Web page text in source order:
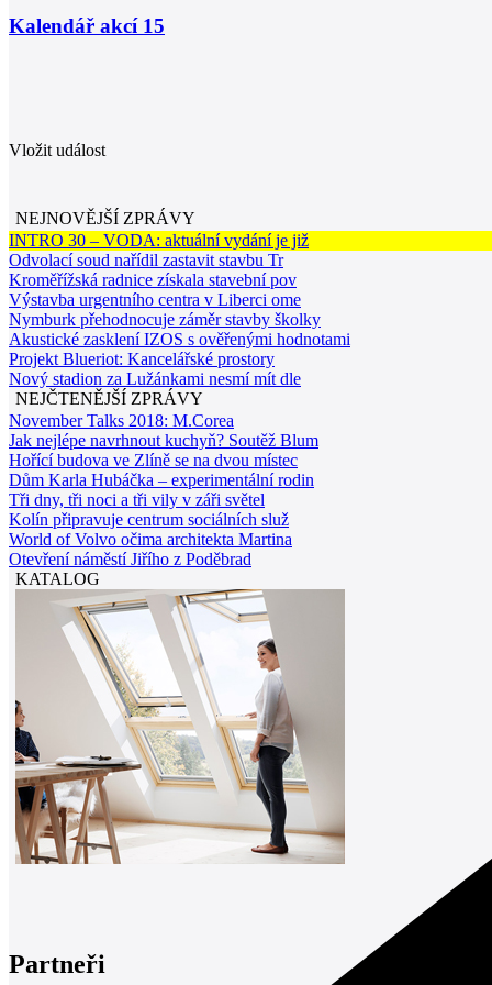
Kalendář akcí 15
Vložit událost
NEJNOVĚJŠÍ ZPRÁVY
INTRO 30 – VODA: aktuální vydání je již
Odvolací soud nařídil zastavit stavbu Tr
Kroměřížská radnice získala stavební pov
Výstavba urgentního centra v Liberci ome
Nymburk přehodnocuje záměr stavby školky
Akustické zasklení IZOS s ověřenými hodnotami
Projekt Blueriot: Kancelářské prostory
Nový stadion za Lužánkami nesmí mít dle
NEJČTENĚJŠÍ ZPRÁVY
November Talks 2018: M.Corea
Jak nejlépe navrhnout kuchyň? Soutěž Blum
Hořící budova ve Zlíně se na dvou místec
Dům Karla Hubáčka – experimentální rodin
Tři dny, tři noci a tři vily v záři světel
Kolín připravuje centrum sociálních služ
World of Volvo očima architekta Martina
Otevření náměstí Jiřího z Poděbrad
KATALOG
Partneři